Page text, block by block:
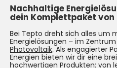
Nachhaltige
dein Komplettpaket von
Bei Tepto dreht sich alles um
Energielösungen – im
Photovoltaik. Als engagierter
Energien bieten wir dir eine
hochwertigen Produkten: von